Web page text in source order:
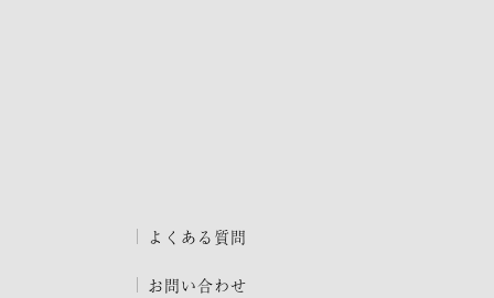
よくある質問
お問い合わせ